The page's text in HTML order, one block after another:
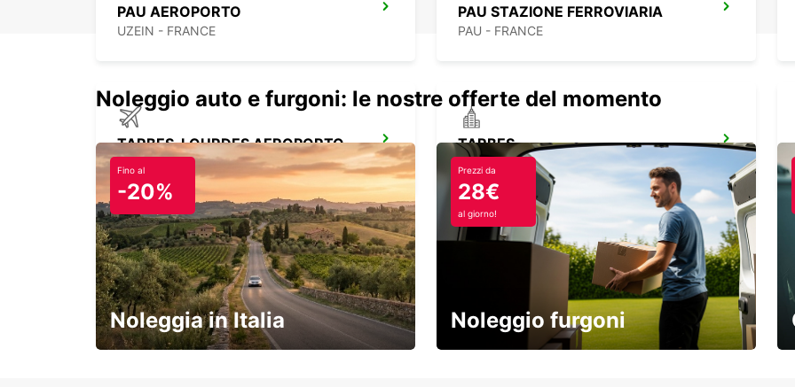
PAU AEROPORTO
UZEIN - FRANCE
PAU STAZIONE FERROVIARIA
PAU - FRANCE
TARBES-LOURDES AEROPORTO
JUILLAN - FRANCE
TARBES
JUILLAN - FRANCE
DAX STAZIONE FERROVIARIA
DAX - FRANCE
Noleggio auto e furgoni: le nostre offerte del momento
Fino al
-20%
Noleggia in Italia
Prezzi da
28€
al giorno!
Noleggio furgoni